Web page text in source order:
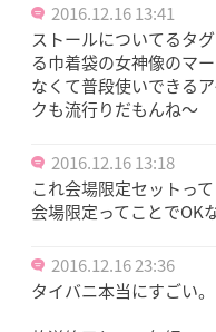
2016.12.16 13:41
ストールについてるタ
る巾着袋の女神像のマ
なくて普段使いできる
クも流行りだもんね～
2016.12.16 13:18
これ会場限定セットっ
会場限定ってことでOK
2016.12.16 23:36
タイバニ本当にすごい。